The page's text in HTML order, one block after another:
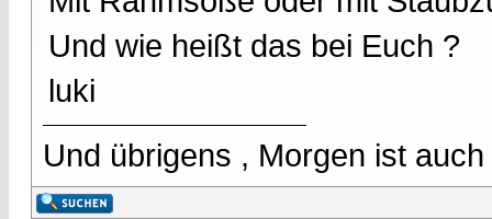
Und wie heißt das bei Euch ?
luki
Und übrigens , Morgen ist